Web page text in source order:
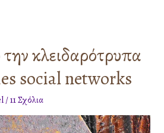
την κλειδαρότρυπα
social networks
/11 Σχόλια